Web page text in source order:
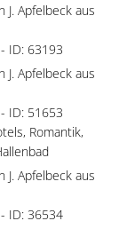
Apfelbeck aus
ID: 63193
Apfelbeck aus
ID: 51653
Romantik,
Apfelbeck aus
ID: 36534